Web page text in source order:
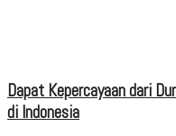
Dapat Kepercayaan dari
di Indonesia